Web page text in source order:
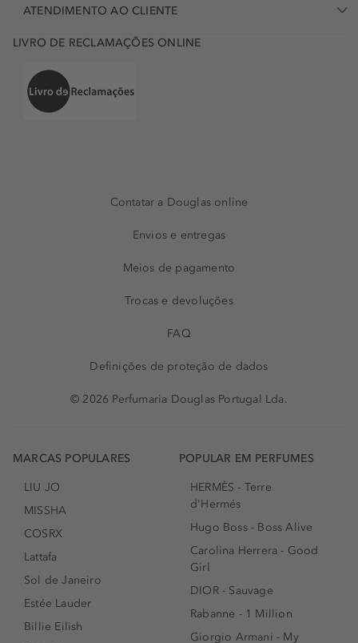
ATENDIMENTO AO CLIENTE
LIVRO DE RECLAMAÇÕES ONLINE
Contatar a Douglas online
Envios e entregas
Meios de pagamento
Trocas e devoluções
FAQ
Definições de proteção de dados
© 2026 Perfumaria Douglas Portugal Lda.
MARCAS POPULARES
LIU JO
MISSHA
COSRX
Lattafa
Sol de Janeiro
Estée Lauder
Billie Eilish
POPULAR EM PERFUMES
HERMÈS - Terre
d'Hermés
Hugo Boss - Boss Alive
Carolina Herrera - Good
Girl
DIOR - Sauvage
Rabanne - 1 Million
Giorgio Armani - My